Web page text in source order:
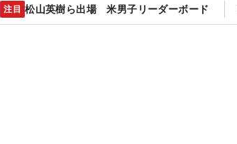
注目 松山英樹ら出場 米男子リーダーボード